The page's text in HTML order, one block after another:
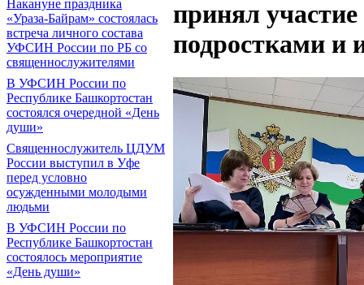
Накануне праздника
«Ураза-Байрам» состоялась
встреча личного состава
УФСИН России по РБ со
священнослужителями
В УФСИН России по
Республике Башкортостан
состоялся очередной «День
души»
Священнослужитель ЦДУМ
России выступил в Уфе
перед условно
осужденными молодыми
людьми
В УФСИН России по
Республике Башкортостан
состоялось мероприятие
«День души»
принял
подростками и